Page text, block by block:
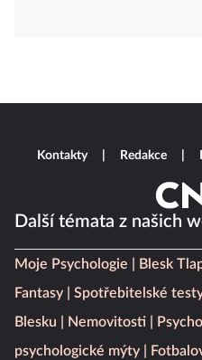
Další témata z našich
Moje Psychologie Blesk
Fantasy
Spotřebitelské
Blesku
Nemovitosti
psychologické mýty
Kontakty Redakce